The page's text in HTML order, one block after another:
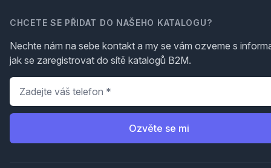
CHCETE SE PŘIDAT DO NAŠEHO KATALOGU?
Nechte nám na sebe kontakt a my se vám ozveme s
jak se zaregistrovat do sítě katalogů B2M.
Telefon
Ozvěte se mi